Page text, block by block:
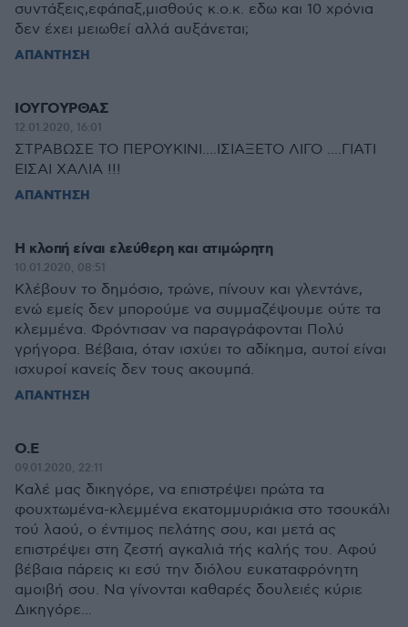
συντάξεις,εφάπαξ,μισθούς κ.ο.κ. εδω και 10 χρόνια
δεν έχει μειωθεί αλλά αυξάνεται;
ΑΠΑΝΤΗΣΗ
ΙΟΥΓΟΥΡΘΑΣ
12.01.2020, 16:01
ΣΤΡΑΒΩΣΕ ΤΟ ΠΕΡΟΥΚΙΝΙ....ΙΣΙΑΞΕΤΟ ΛΙΓΟ ....ΓΙΑΤΙ
ΕΙΣΑΙ ΧΑΛΙΑ !!!
ΑΠΑΝΤΗΣΗ
Η κλοπή είναι ελεύθερη και ατιμώρητη
10.01.2020, 08:51
Κλέβουν το δημόσιο, τρώνε, πίνουν και γλεντάνε,
ενώ εμείς δεν μπορούμε να συμμαζέψουμε ούτε τα
κλεμμένα. Φρόντισαν να παραγράφονται Πολύ
γρήγορα. Βέβαια, όταν ισχύει το αδίκημα, αυτοί είναι
ισχυροί κανείς δεν τους ακουμπά.
ΑΠΑΝΤΗΣΗ
Ο.Ε
09.01.2020, 22:11
Καλέ μας δικηγόρε, να επιστρέψει πρώτα τα
φουχτωμένα-κλεμμένα εκατομμυριάκια στο τσουκάλι
τού λαού, ο έντιμος πελάτης σου, και μετά ας
επιστρέψει στη ζεστή αγκαλιά τής καλής του. Αφού
βέβαια πάρεις κι εσύ την διόλου ευκαταφρόνητη
αμοιβή σου. Να γίνονται καθαρές δουλειές κύριε
Δικηγόρε...